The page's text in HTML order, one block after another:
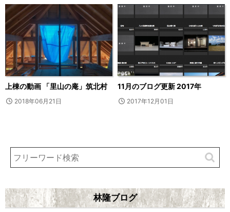
上棟の動画 「里山の庵」筑北村
2018年06月21日
11月のブログ更新 2017年
2017年12月01日
林隆ブログ